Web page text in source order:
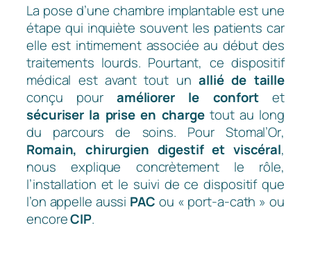
La pose d’une chambre implantable est une
étape qui inquiète souvent les patients car
elle est intimement associée au début des
traitements lourds. Pourtant, ce dispositif
médical est avant tout unallié de taille
conçu pour améliorer le confortet
sécuriser la prise en chargetout au long
du parcours de soins. Pour Stomal’Or,
Romain, chirurgien digestif et viscéral,
nous explique concrètement le rôle,
l’installation et le suivi de ce dispositif que
l’on appelle aussi PAC ou « port-a-cath » ou
encoreCIP.